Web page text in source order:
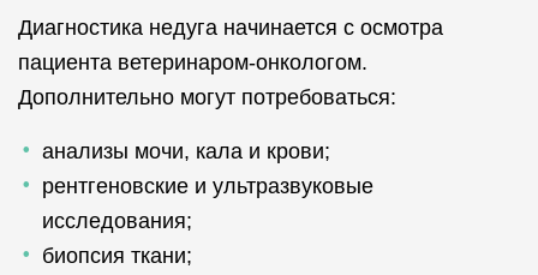
Диагностика недуга начинается с осмотра
пациента ветеринаром-онкологом.
Дополнительно могут потребоваться:
анализы мочи, кала и крови;
рентгеновские и ультразвуковые
исследования;
биопсия ткани;